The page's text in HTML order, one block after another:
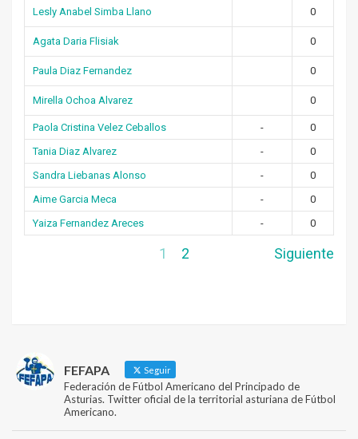
Lesly Anabel Simba Llano 0
Agata Daria Flisiak 0
Paula Diaz Fernandez 0
Mirella Ochoa Alvarez 0
Paola Cristina Velez Ceballos -
0
Tania Diaz Alvarez
-
0
Sandra Liebanas Alonso
-
0
Aime Garcia Meca
-
0
Yaiza Fernandez Areces
- 0
1 2 Siguiente
FEFAPA Seguir
Federación de Fútbol Americano del Principado de
Asturias. Twitter oficial de la territorial asturiana de Fútbol
Americano.